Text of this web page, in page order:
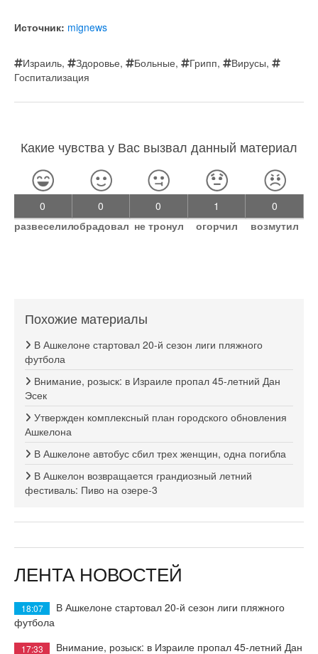
Источник: mignews
Израиль, Здоровье, Больные, Грипп, Вирусы,
Госпитализация
Какие чувства у Вас вызвал данный материал
0
развеселил
0
обрадовал
0
не тронул
1
огорчил
0
возмутил
Похожие материалы
В Ашкелоне стартовал 20-й сезон лиги пляжного
футбола
Внимание, розыск: в Израиле пропал 45-летний Дан
Эсек
Утвержден комплексный план городского обновления
Ашкелона
В Ашкелоне автобус сбил трех женщин, одна погибла
В Ашкелон возвращается грандиозный летний
фестиваль: Пиво на озере-3
ЛЕНТА НОВОСТЕЙ
18:07
В Ашкелоне стартовал 20-й сезон лиги пляжного
футбола
17:33 Внимание, розыск: в Израиле пропал 45-летний Дан